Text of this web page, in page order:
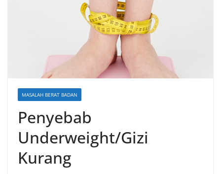
MASALAH BERAT BADAN
Penyebab
Underweight/Gizi
Kurang